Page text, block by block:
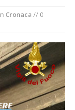
di calamità
introduce
dell’acqua
si estende il
e chiusi tutti i
Cronaca // 0